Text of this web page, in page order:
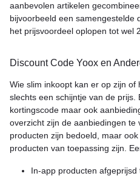
aanbevolen artikelen
bijvoorbeeld een samengestelde
het prijsvoordeel oplopen tot wel
Discount Code Yoox en
Wie slim inkoopt kan er op zijn
slechts een schijntje van de prijs.
kortingscode maar ook
overzicht zijn de aanbiedingen te
producten zijn bedoeld, maar
producten van toepassing zijn.
In-app producten